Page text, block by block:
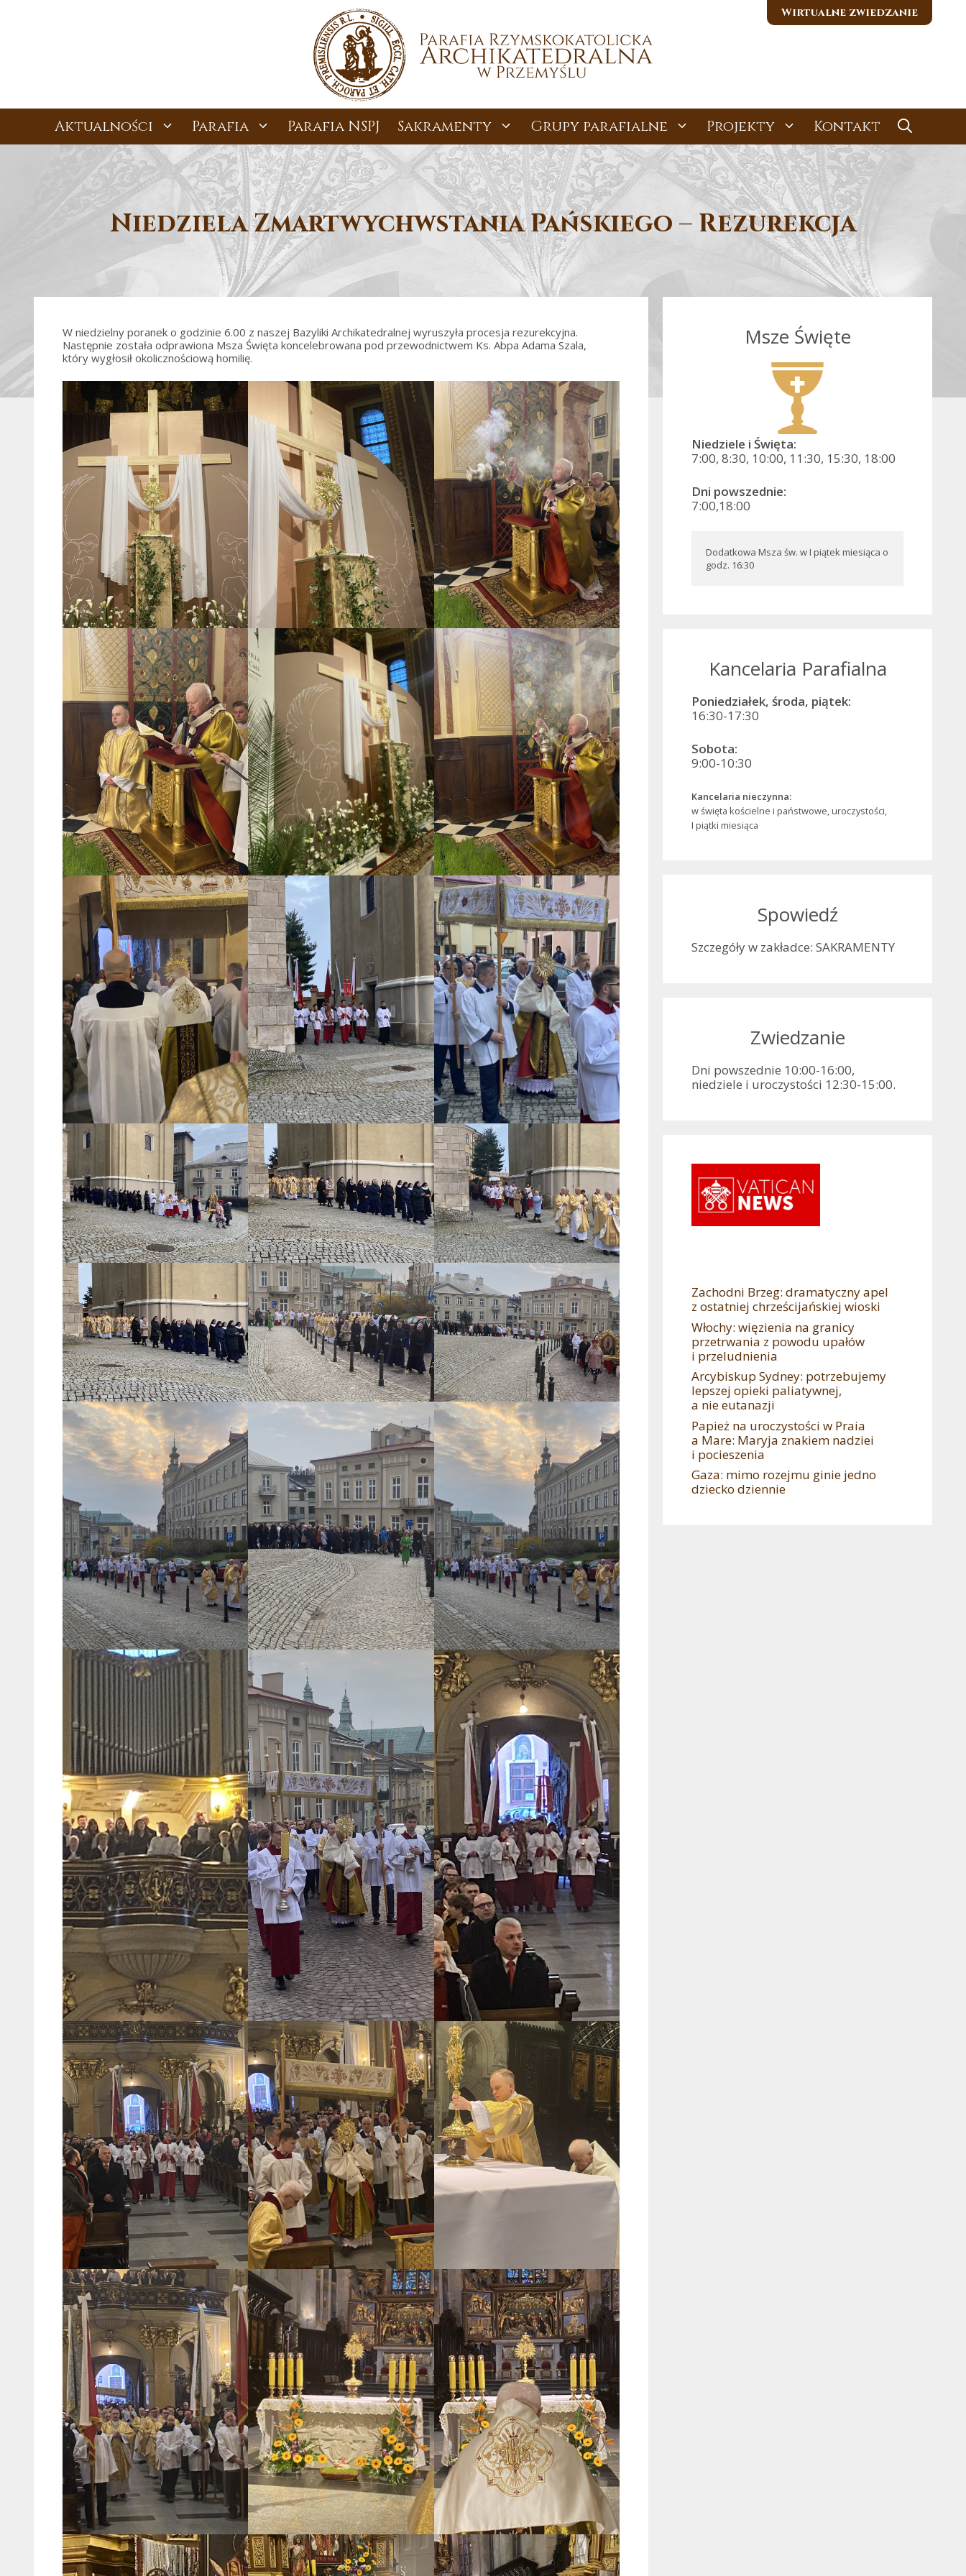
Wirtualne zwiedzanie
Aktualności Parafia Parafia NSPJ Sakramenty Grupy parafialne Projekty Kontakt
Niedziela Zmartwychwstania Pańskiego – Rezurekcja
W niedzielny poranek o godzinie 6.00 z naszej Bazyliki Archikatedralnej wyruszyła procesja rezurekcyjna.
Następnie została odprawiona Msza Święta koncelebrowana pod przewodnictwem Ks. Abpa Adama Szala,
który wygłosił okolicznościową homilię.
Msze Święte
Niedziele i Święta:
7:00, 8:30, 10:00, 11:30, 15:30, 18:00
Dni powszednie:
7:00,18:00
Dodatkowa Msza św. w I piątek miesiąca o
godz. 16:30
Kancelaria Parafialna
Poniedziałek, środa, piątek:
16:30-17:30
Sobota:
9:00-10:30
Kancelaria nieczynna:
w święta kościelne i państwowe, uroczystości,
I piątki miesiąca
Spowiedź
Szczegóły w zakładce: SAKRAMENTY
Zwiedzanie
Dni powszednie 10:00-16:00,
niedziele i uroczystości 12:30-15:00.
Zachodni Brzeg: dramatyczny apel
z ostatniej chrześcijańskiej wioski
Włochy: więzienia na granicy
przetrwania z powodu upałów
i przeludnienia
Arcybiskup Sydney: potrzebujemy
lepszej opieki paliatywnej,
a nie eutanazji
Papież na uroczystości w Praia
a Mare: Maryja znakiem nadziei
i pocieszenia
Gaza: mimo rozejmu ginie jedno
dziecko dziennie